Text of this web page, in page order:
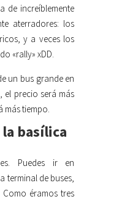
de increíblemente
aterradores: los
y a veces los
«rally» xDD.
un bus grande en
el precio será más
más tiempo.
basílica
Puedes ir en
terminal de buses,
Como éramos tres